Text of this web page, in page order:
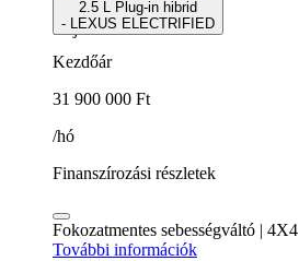
5 ajtós SUV
2.5 L Plug-in hibrid
- LEXUS ELECTRIFIED
Kezdőár
31 900 000 Ft
/hó
Finanszírozási részletek
Fokozatmentes sebességváltó | 4X4
További információk